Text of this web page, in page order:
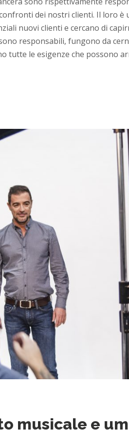
dei nostri clienti. Il loro
nuovi clienti e cercano di
responsabili, fungono da
tutte le esigenze che possono
musicale e